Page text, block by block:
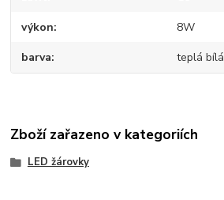
výkon 8W
barva teplá bílá
Zboží zařazeno v kategoriích
LED žárovky